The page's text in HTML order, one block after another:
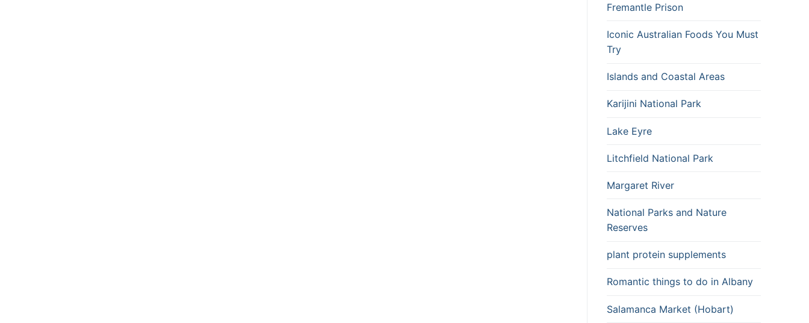
Fremantle Prison
Iconic Australian Foods You Must
Try
Islands and Coastal Areas
Karijini National Park
Lake Eyre
Litchfield National Park
Margaret River
National Parks and Nature
Reserves
plant protein supplements
Romantic things to do in Albany
Salamanca Market (Hobart)